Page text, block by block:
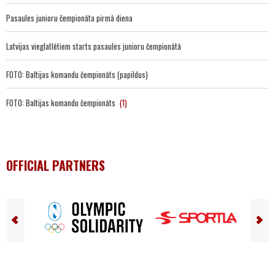
Pasaules junioru čempionāta pirmā diena
Latvijas vieglatlētiem starts pasaules junioru čempionātā
FOTO: Baltijas komandu čempionāts (papildus)
FOTO: Baltijas komandu čempionāts (1)
OFFICIAL PARTNERS